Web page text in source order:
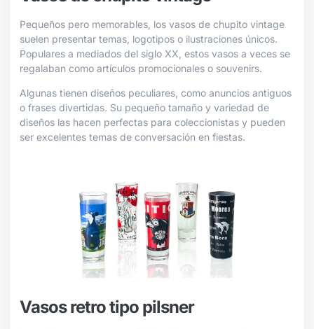
Pequeños pero memorables, los vasos de chupito vintage
suelen presentar temas, logotipos o ilustraciones únicos.
Populares a mediados del siglo XX, estos vasos a veces se
regalaban como artículos promocionales o souvenirs.
Algunas tienen diseños peculiares, como anuncios antiguos
o frases divertidas. Su pequeño tamaño y variedad de
diseños las hacen perfectas para coleccionistas y pueden
ser excelentes temas de conversación en fiestas.
Vasos retro tipo pilsner